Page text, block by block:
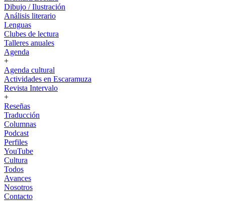
Dibujo / Ilustración
Análisis literario
Lenguas
Clubes de lectura
Talleres anuales
Agenda
+
Agenda cultural
Actividades en Escaramuza
Revista Intervalo
+
Reseñas
Traducción
Columnas
Podcast
Perfiles
YouTube
Cultura
Todos
Avances
Nosotros
Contacto